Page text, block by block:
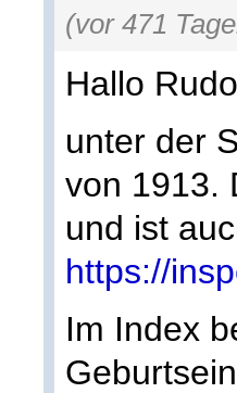
(vor 471
Hallo
unter der
von 1913.
und ist
https://
Im Index